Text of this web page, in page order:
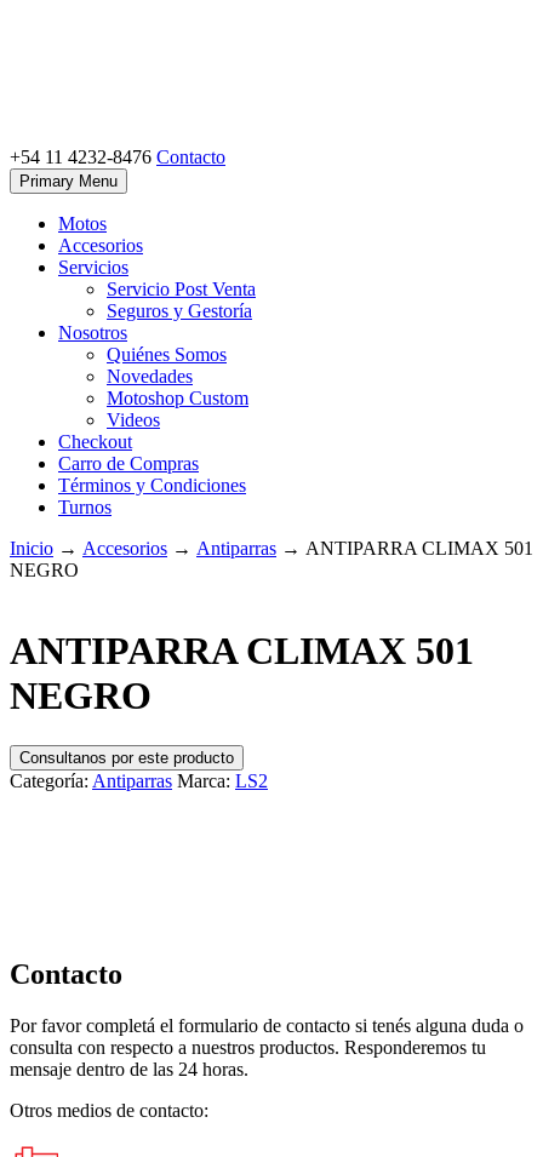
Motoshop Ezeiza
Motos y Accesorios
+54 11 4232-8476 Contacto
Primary Menu
Motos
Accesorios
Servicios
Servicio Post Venta
Seguros y Gestoría
Nosotros
Quiénes Somos
Novedades
Motoshop Custom
Videos
Checkout
Carro de Compras
Términos y Condiciones
Turnos
Inicio → Accesorios → Antiparras → ANTIPARRA CLIMAX 501
NEGRO
ANTIPARRA CLIMAX 501
NEGRO
Consultanos por este producto
Categoría: Antiparras Marca: LS2
Contacto
Por favor completá el formulario de contacto si tenés alguna duda o
consulta con respecto a nuestros productos. Responderemos tu
mensaje dentro de las 24 horas.
Otros medios de contacto: